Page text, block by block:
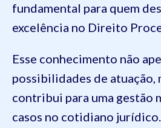
fundamental para quem
excelência no Direito
Esse conhecimento não
possibilidades de atuação,
contribui para uma gestão
casos no cotidiano